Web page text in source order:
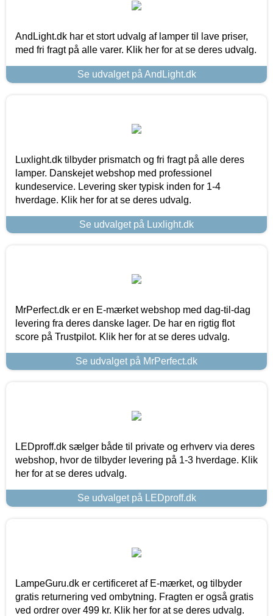
AndLight.dk har et stort udvalg af lamper til lave priser,
med fri fragt på alle varer. Klik her for at se deres udvalg.
Se udvalget på AndLight.dk
Luxlight.dk tilbyder prismatch og fri fragt på alle deres
lamper. Danskejet webshop med professionel
kundeservice. Levering sker typisk inden for 1-4
hverdage. Klik her for at se deres udvalg.
Se udvalget på Luxlight.dk
MrPerfect.dk er en E-mærket webshop med dag-til-dag
levering fra deres danske lager. De har en rigtig flot
score på Trustpilot. Klik her for at se deres udvalg.
Se udvalget på MrPerfect.dk
LEDproff.dk sælger både til private og erhverv via deres
webshop, hvor de tilbyder levering på 1-3 hverdage. Klik
her for at se deres udvalg.
Se udvalget på LEDproff.dk
LampeGuru.dk er certificeret af E-mærket, og tilbyder
gratis returnering ved ombytning. Fragten er også gratis
ved ordrer over 499 kr. Klik her for at se deres udvalg.